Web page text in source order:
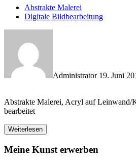
Abstrakte Malerei
Digitale Bildbearbeitung
Administrator 19. Juni
Abstrakte Malerei, Acryl auf Leinwand/
bearbeitet
Weiterlesen
Meine Kunst erwerben